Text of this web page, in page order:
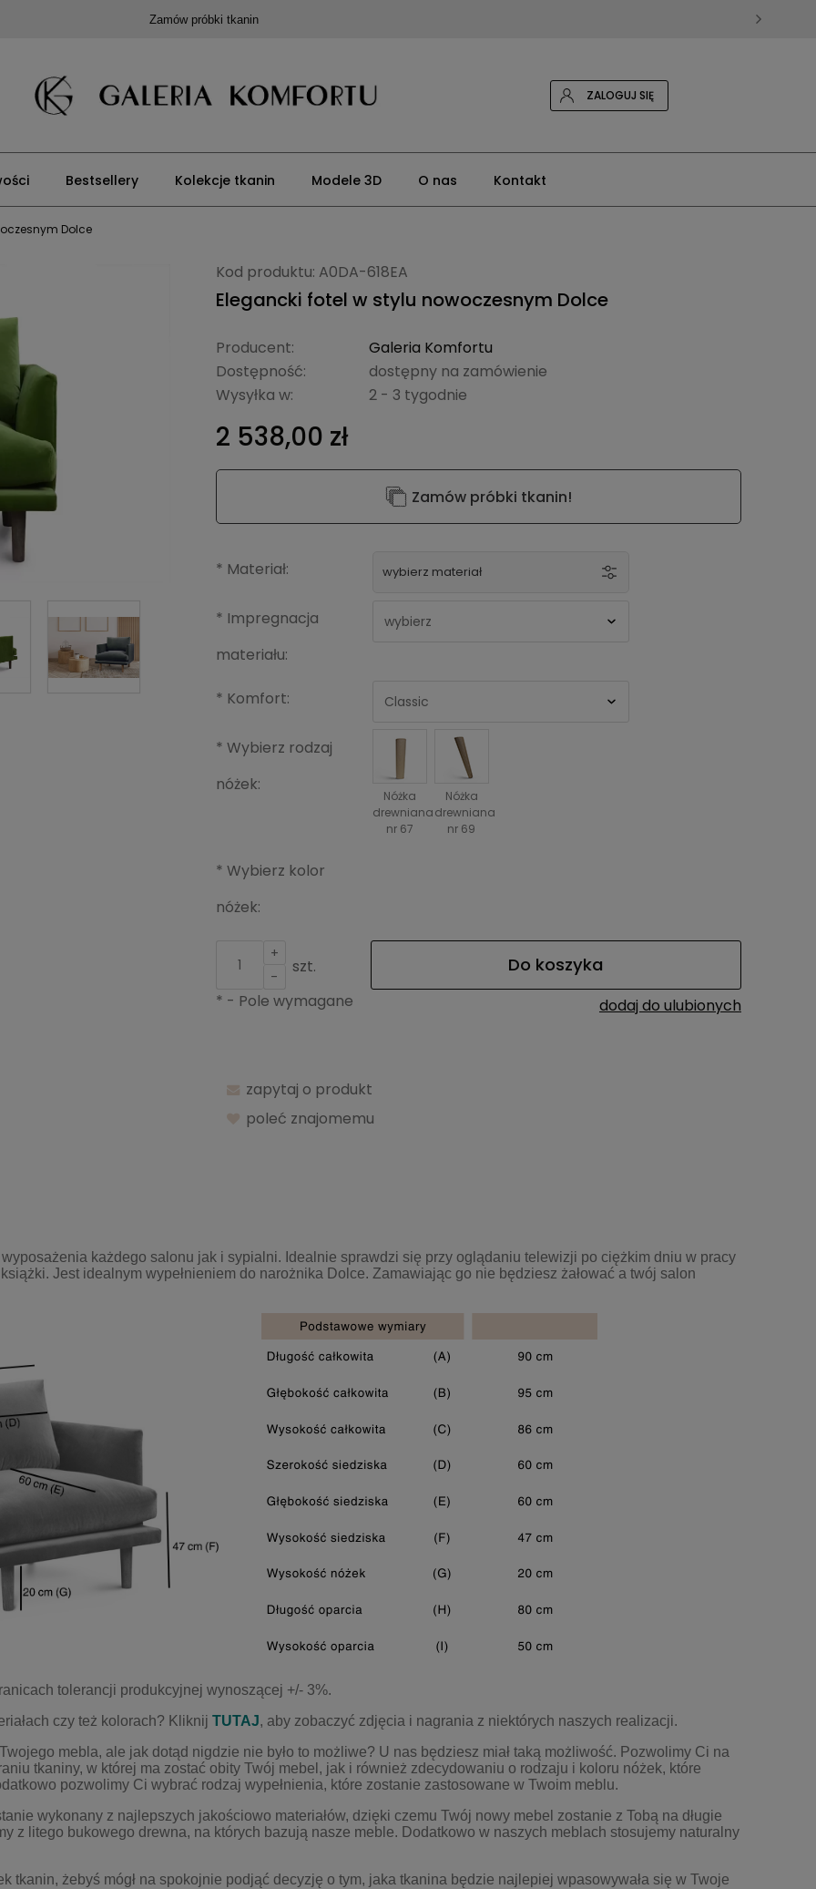
Zamów próbki tkanin
ZALOGUJ SIĘ
Bestsellery Kolekcje tkanin Modele 3D O nas Kontakt
Dolce
Kod produktu: A0DA-618EA
Elegancki fotel w stylu nowoczesnym Dolce
Producent:
Galeria Komfortu
Dostępność:
dostępny na zamówienie
Wysyłka w:
2 - 3 tygodnie
2 538,00 zł
Zamów próbki tkanin!
* Materiał: wybierz materiał
* Impregnacja
materiału:
*
* Komfort:
* Wybierz rodzaj
nóżek:
Nóżka
drewniana
nr 67
Nóżka
drewniana
nr 69
* Wybierz kolor
nóżek:
+
-
szt. Do koszyka
dodaj do ulubionych
* - Pole wymagane
zapytaj o produkt
poleć znajomemu
wyposażenia każdego salonu jak i sypialni. Idealnie sprawdzi się przy oglądaniu telewizji po ciężkim dniu w pracy
Jest idealnym wypełnieniem do narożnika Dolce. Zamawiając go nie będziesz żałować a twój salon
tolerancji produkcyjnej wynoszącej +/- 3%.
czy też kolorach? Kliknij TUTAJ, aby zobaczyć zdjęcia i nagrania z niektórych naszych realizacji.
mebla, ale jak dotąd nigdzie nie było to możliwe? U nas będziesz miał taką możliwość. Pozwolimy Ci na
tkaniny, w której ma zostać obity Twój mebel, jak i również zdecydowaniu o rodzaju i koloru nóżek, które
pozwolimy Ci wybrać rodzaj wypełnienia, które zostanie zastosowane w Twoim meblu.
wykonany z najlepszych jakościowo materiałów, dzięki czemu Twój nowy mebel zostanie z Tobą na długie
z litego bukowego drewna, na których bazują nasze meble. Dodatkowo w naszych meblach stosujemy naturalny
tkanin, żebyś mógł na spokojnie podjąć decyzję o tym, jaka tkanina będzie najlepiej wpasowywała się w Twoje